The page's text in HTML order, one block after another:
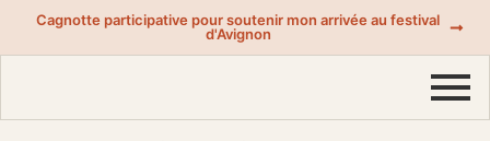
Cagnotte participative pour soutenir mon arrivée au festival
d'Avignon